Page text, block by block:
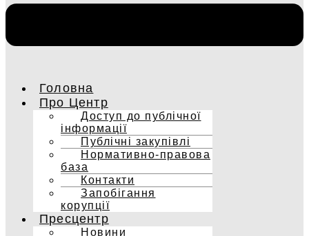
Головна
Про Центр
Доступ до публічної
інформації
Публічні закупівлі
Нормативно-правова
база
Контакти
Запобігання
корупції
Пресцентр
Новини